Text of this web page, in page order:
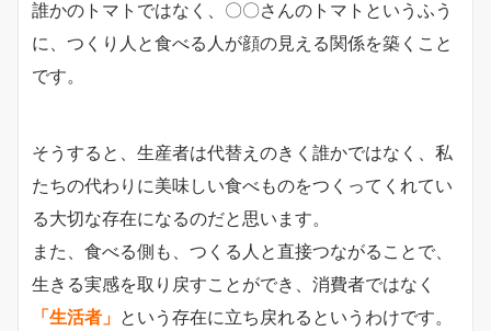
誰かのトマトではなく、〇〇さんのトマトというふう
に、つくり人と食べる人が顔の見える関係を築くこと
です。
そうすると、生産者は代替えのきく誰かではなく、私
たちの代わりに美味しい食べものをつくってくれてい
る大切な存在になるのだと思います。
また、食べる側も、つくる人と直接つながることで、
生きる実感を取り戻すことができ、消費者ではなく
「生活者」 という存在に立ち戻れるというわけです。